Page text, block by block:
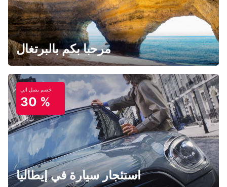
مرحبا بكم بالبرتغال
خصم يصل الي
30 %
استئجار سيارة في إيطاليا